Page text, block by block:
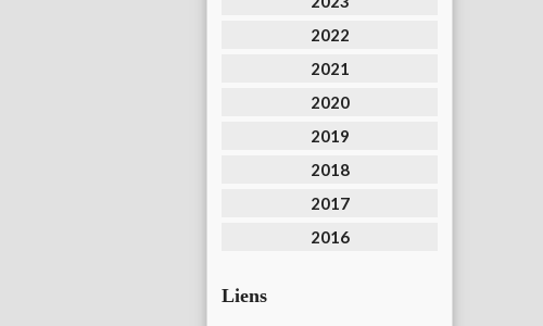
2022
2021
2020
2019
2018
2017
2016
Liens